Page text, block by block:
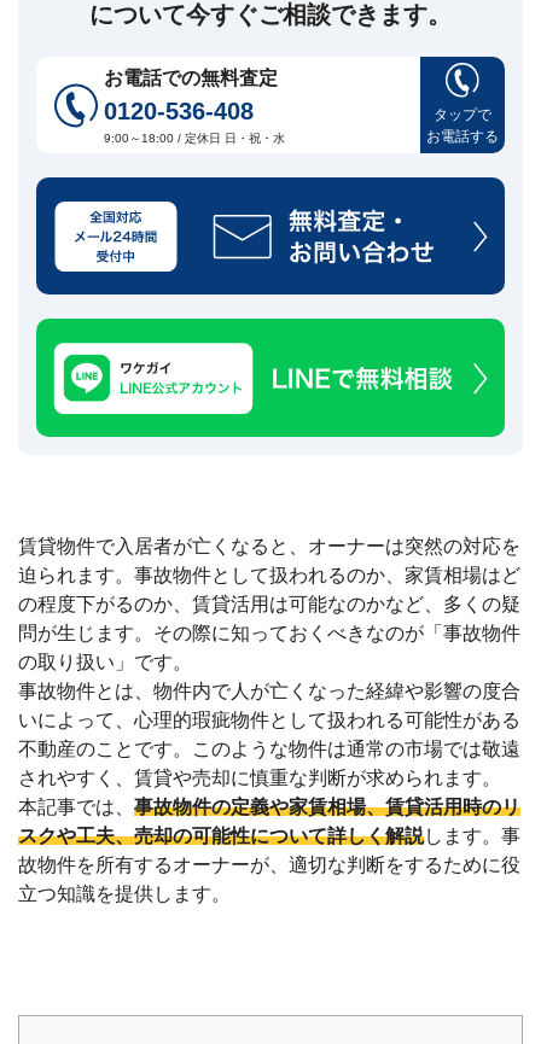
売
に
つ
い
て
有
分・
空
き
家・
築
不
可
な
ど
▾
📊
件
買
取
実
績
全
国
47
都
府
県
の
買
取
事
例
コ
について今すぐご相談できます。
お電話での無料査定
0120-536-408
9:00～18:00 / 定休日 日・祝・水
タップで
お電話する
賃貸物件で入居者が亡くなると、オーナーは突然の対応を
迫られます。事故物件として扱われるのか、家賃相場はど
の程度下がるのか、賃貸活用は可能なのかなど、多くの疑
問が生じます。その際に知っておくべきなのが「事故物件
の取り扱い」です。
事故物件とは、物件内で人が亡くなった経緯や影響の度合
いによって、心理的瑕疵物件として扱われる可能性がある
不動産のことです。このような物件は通常の市場では敬遠
されやすく、賃貸や売却に慎重な判断が求められます。
本記事では、 事故物件の定義や家賃相場、賃貸活用時のリ
スクや工夫、売却の可能性について詳しく解説します。事
故物件を所有するオーナーが、適切な判断をするために役
立つ知識を提供します。